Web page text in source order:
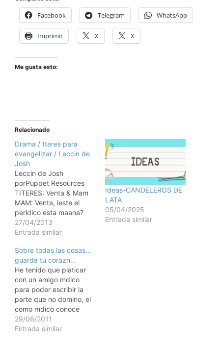
Facebook Telegram WhatsApp
Imprimir X X
Me gusta esto:
Relacionado
Drama / tteres para
evangelizar / Leccin de
Josh
Leccin de Josh
porPuppet Resources
TITERES: Venta & Mam
MAM: Venta, leste el
peridico esta maana?
VENTA: Noqu haba algo
interesante? MAM: Bien,
Josh a un reformatorio.
VENTA: Qu? Cmo pas
eso? MAM: Te acuerdas
que hace algunos meses
alguien entro en la
escuela y…
27/04/2013
Entrada similar
Ideas-CANDELEROS DE
LATA
05/04/2025
Entrada similar
Sobre todas las cosas…
guarda tu corazn…
He tenido que platicar
con un amigo mdico
para poder escribir la
parte que no domino, el
como mdico conoce
mejor del tema para
poder introducir pero
29/06/2011
Entrada similar